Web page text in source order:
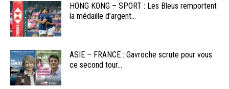
HONG KONG – SPORT : Les Bleus remportent
la médaille d’argent...
ASIE – FRANCE : Gavroche scrute pour vous
ce second tour...